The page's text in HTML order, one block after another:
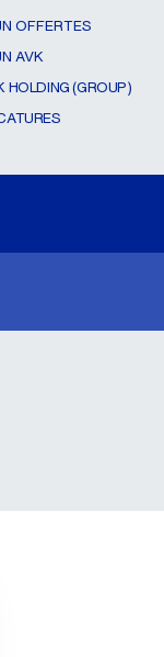
OFFERTES
AVK
HOLDING (GROUP)